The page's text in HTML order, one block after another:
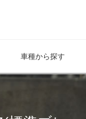
車種から探す